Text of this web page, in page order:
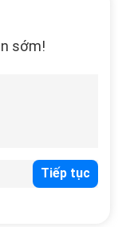
sớm!